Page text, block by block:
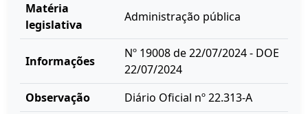
Matéria
legislativa
Administração pública
Informações
Nº 19008 de 22/07/2024 - DOE
22/07/2024
Observação
Diário Oficial nº 22.313-A